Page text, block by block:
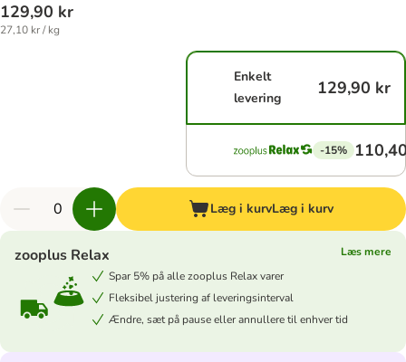
129,90 kr
27,10 kr / kg
Enkelt
levering
129,90 kr
-15%
Læg i kurvLæg i kurv
zooplus Relax
Læs mere
Spar 5% på alle zooplus Relax varer
Fleksibel justering af leveringsinterval
Ændre, sæt på pause eller annullere til enhver tid